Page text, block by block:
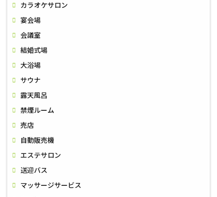
カラオケサロン
宴会場
会議室
結婚式場
大浴場
サウナ
露天風呂
禁煙ルーム
売店
自動販売機
エステサロン
送迎バス
マッサージサービス